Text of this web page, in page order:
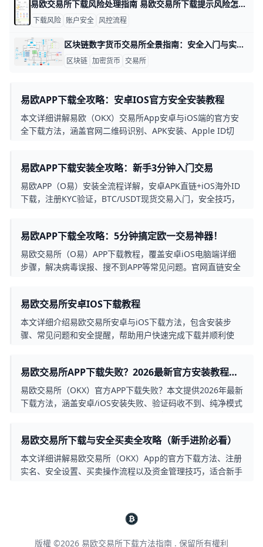
易欧交易所下载风险处理指南 易欧交易所下载提示风险怎么办 在下载安装易欧交易所应用时，遇到“下载提示风险/安装有风险”等提示，很多用户会担心账户安全。其实，这类提示多半是系统风控或设备安全设置触发的保护机制，只要按官方指引操作，通常可以恢复正常下载与使用。下面给出具体做法，包含数据与实例，便于你快速上手。
下载风险 账户安全 风控流程
区块链数字货币交易所全景指南：安全入门与实战要点 区块链数字货币交易所完整指南：简单易懂的交易入门 什么是区块链数字货币交易所？ 区块链数字货币交易所就像一个在线股票市场，让你可以用人民币、美元等法定货币购买比特币、以太坊等加密货币，或者用一种加密货币兑换另一种加密货币。根据维基百科的定义，加密货币交易所（Cryptocurrency Exchange）又称数字货币交易所，是一种允许客户将加密货币与其他资产进行交易的业务平台 。比如，你可以在 Binance 上用 1000 元人民币购买 0.02 个比特币，这就是交易所提供的基本服务。
区块链 加密货币 交易所
易欧APP下载全攻略：安卓IOS官方安全安装教程
本文详细讲解易欧（OKX）交易所App安卓与iOS端的官方安
全下载方法，涵盖官网二维码识别、APK安装、Apple ID切
易欧APP下载安装全攻略：新手3分钟入门交易
易欧APP（O易）安装全流程详解，安卓APK直链+iOS海外ID
下载，注册KYC验证，BTC/USDT现货交易入门，安全技巧，
易欧APP下载全攻略：5分钟搞定欧一交易神器！
易欧交易所（O易）APP下载教程，覆盖安卓iOS电脑端详细
步骤，解决病毒误报、搜不到APP等常见问题。官网直链安全
易欧交易所安卓IOS下载教程
本文详细介绍易欧交易所安卓与iOS下载方法，包含安装步
骤、常见问题和安全提醒，帮助用户快速完成下载并顺利使
易欧交易所APP下载失败？2026最新官方安装教程
（新手秒懂）
易欧交易所（OKX）官方APP下载失败？本文提供2026年最新
下载方法，涵盖安卓/iOS安装失败、验证码收不到、纯净模式
易欧交易所下载与安全买卖全攻略（新手进阶必看）
本文详细讲解易欧交易所（OKX）App的官方下载方法、注册
实名、安全设置、买卖操作流程以及资金管理技巧，适合新手
版權 ©2026 易欧交易所下载方法指南 . 保留所有權利